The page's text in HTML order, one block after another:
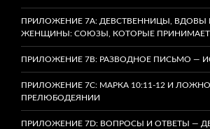
ПРИЛОЖЕНИЕ 7А: ДЕВСТВЕННИЦЫ, ВДОВЫ
ЖЕНЩИНЫ: СОЮЗЫ, КОТОРЫЕ ПРИНИМАЕТ
ПРИЛОЖЕНИЕ 7B: РАЗВОДНОЕ ПИСЬМО —
ПРИЛОЖЕНИЕ 7C: МАРКА 10:11-12 И
ПРЕЛЮБОДЕЯНИИ
ПРИЛОЖЕНИЕ 7D: ВОПРОСЫ И ОТВЕТЫ —